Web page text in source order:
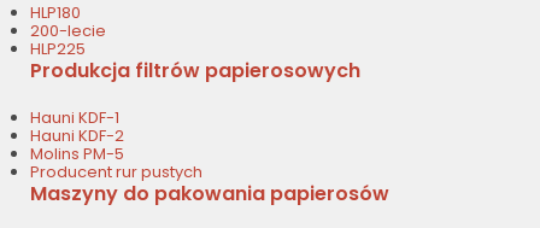
HLP180
200-lecie
HLP225
Produkcja filtrów papierosowych
Hauni KDF-1
Hauni KDF-2
Molins PM-5
Producent rur pustych
Maszyny do pakowania papierosów